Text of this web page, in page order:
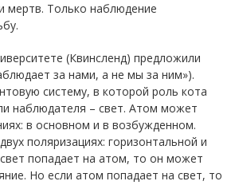
мертв. Только наблюдение
(Квинсленд) предложили
за нами, а не мы за ним»).
систему, в которой роль кота
наблюдателя – свет. Атом может
в основном и в возбужденном.
поляризациях: горизонтальной и
попадает на атом, то он может
Но если атом попадает на свет, то